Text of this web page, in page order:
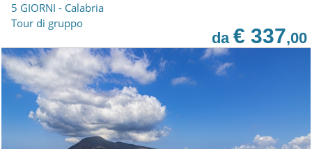
5 GIORNI - Calabria
Tour di gruppo
da € 337,00